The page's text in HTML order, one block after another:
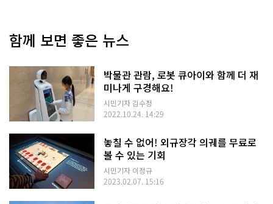
함께 보면 좋은 뉴스
박물관 관람, 로봇 큐아이와 함께 더 재
미나게 구경해요!
시민기자 김수정
2022.10.24. 14:29
놓칠 수 없어! 외규장각 의궤를 무료로
볼 수 있는 기회
시민기자 이정규
2023.02.07. 15:16